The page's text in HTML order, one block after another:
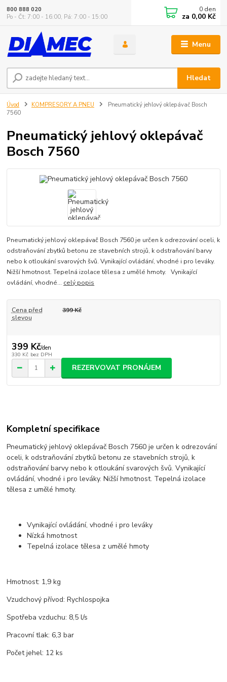
Menu
Hledat
800 888 020
Po - Čt: 7:00 - 16:00, Pá: 7:00 - 15:00
0 den
za 0,00 Kč
Úvod KOMPRESORY A PNEU
Pneumatický jehlový oklepávač Bosch
7560
Pneumatický jehlový oklepávač
Bosch 7560
Pneumatický jehlový oklepávač Bosch 7560 je určen k odrezování oceli, k
odstraňování zbytků betonu ze stavebních strojů, k odstraňování barvy
nebo k otloukání svarových švů. Vynikající ovládání, vhodné i pro leváky.
Nižší hmotnost. Tepelná izolace tělesa z umělé hmoty. Vynikající
ovládání, vhodné... celý popis
Cena před
slevou
399 Kč
399 Kč/den
330 Kč bez DPH
REZERVOVAT PRONÁJEM
Kompletní specifikace
Pneumatický jehlový oklepávač Bosch 7560 je určen k odrezování
oceli, k odstraňování zbytků betonu ze stavebních strojů, k
odstraňování barvy nebo k otloukání svarových švů. Vynikající
ovládání, vhodné i pro leváky. Nižší hmotnost. Tepelná izolace
tělesa z umělé hmoty.
Vynikající ovládání, vhodné i pro leváky
Nízká hmotnost
Tepelná izolace tělesa z umělé hmoty
Hmotnost: 1,9 kg
Vzudchový přívod: Rychlospojka
Spotřeba vzduchu: 8,5 l/s
Pracovní tlak: 6,3 bar
Počet jehel: 12 ks